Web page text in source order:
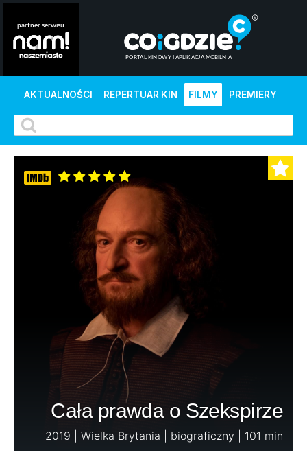
AKTUALNOŚCI REPERTUAR KIN FILMY PREMIERY
Cała prawda o Szekspirze
2019 | Wielka Brytania | biograficzny | 101 min